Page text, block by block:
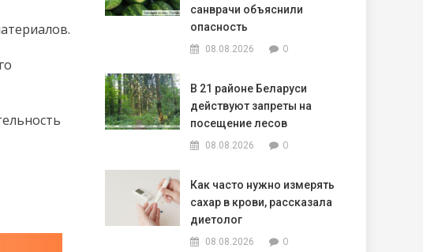
санврачи объяснили
опасность
08.08.2026 0
В 21 районе Беларуси
действуют запреты на
посещение лесов
08.08.2026 0
Как часто нужно измерять
сахар в крови, рассказала
диетолог
08.08.2026 0